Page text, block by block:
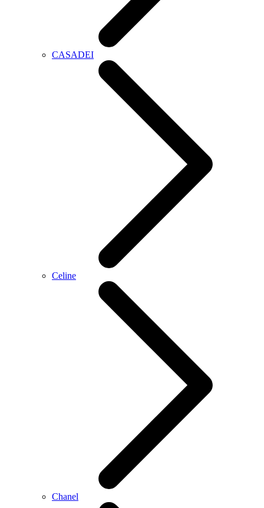
CASADEI
Celine
Chanel